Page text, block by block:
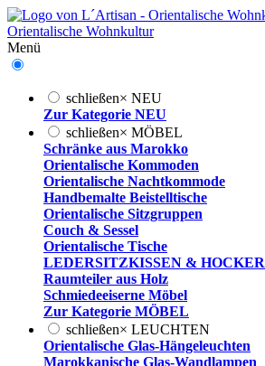
Orientalische Wohnkultur
Menü
schließen× NEU
Zur Kategorie NEU
schließen× MÖBEL
Schränke aus Marokko
Orientalische Kommoden
Orientalische Nachtkommode
Handbemalte Beistelltische
Orientalische Sitzgruppen
Couch & Sessel
Orientalische Tische
LEDERSITZKISSEN & HOCKER
Raumteiler aus Holz
Schmiedeeiserne Möbel
Zur Kategorie MÖBEL
schließen× LEUCHTEN
Orientalische Glas-Hängeleuchten
Marokkanische Glas-Wandlampen